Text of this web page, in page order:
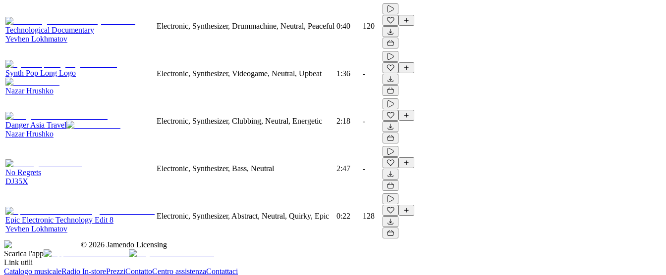
Technological Documentary
Yevhen Lokhmatov
Electronic, Synthesizer, Drummachine, Neutral, Peaceful 0:40 120
Synth Pop Long Logo
Nazar Hrushko
Electronic, Synthesizer, Videogame, Neutral, Upbeat 1:36 -
Danger Asia Travel
Nazar Hrushko
Electronic, Synthesizer, Clubbing, Neutral, Energetic 2:18 -
No Regrets
DJ35X
Electronic, Synthesizer, Bass, Neutral 2:47 -
Epic Electronic Technology Edit 8
Yevhen Lokhmatov
Electronic, Synthesizer, Abstract, Neutral, Quirky, Epic 0:22 128
© 2026 Jamendo Licensing
Scarica l'app
Link utili
Catalogo musicaleRadio In-storePrezziContattoCentro assistenzaContattaci